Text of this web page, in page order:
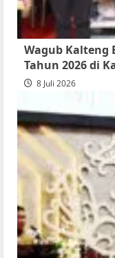
Wagub Kalteng
Tahun 2026 di
8 Juli 2026